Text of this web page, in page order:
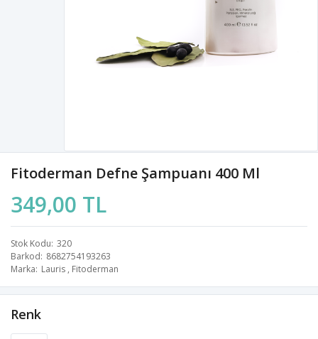
Fitoderman Defne Şampuanı 400 Ml
349,00 TL
Stok Kodu 320
Barkod 8682754193263
Marka Lauris , Fitoderman
Renk